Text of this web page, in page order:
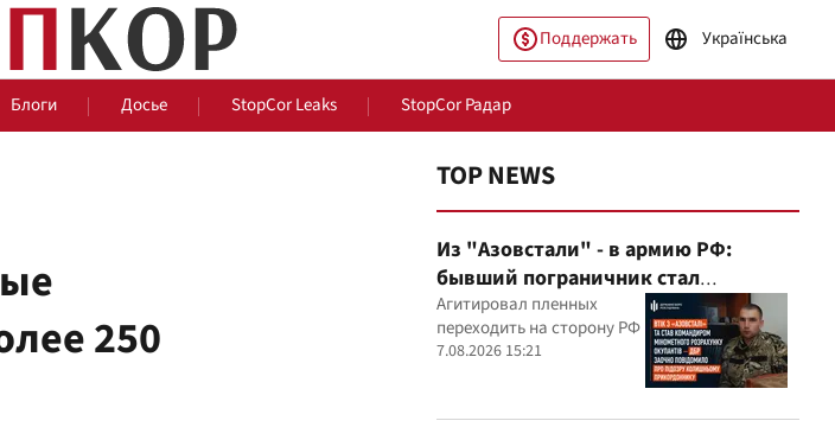
Поддержать Українська
Блоги Досье StopCor Leaks StopCor Радар
250
TOP NEWS
Из "Азовстали" - в армию РФ:
бывший пограничник стал
командиром минометного расчета
оккупантов
Агитировал пленных
переходить на сторону РФ
7.08.2026 15:21